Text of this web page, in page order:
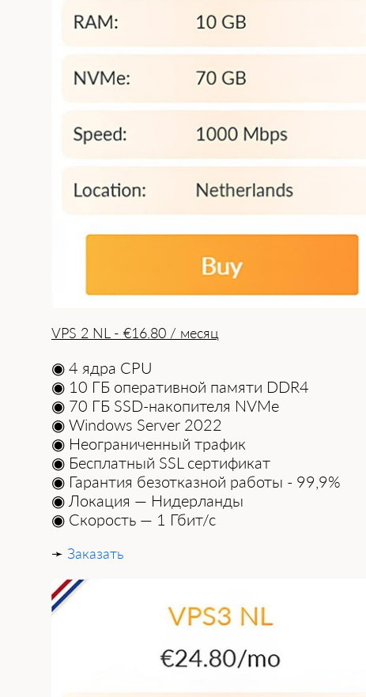
VPS 2 NL - €16.80 / месяц
◉ 4 ядра CPU
◉ 10 ГБ оперативной памяти DDR4
◉ 70 ГБ SSD-накопителя NVMe
◉ Windows Server 2022
◉ Неограниченный трафик
◉ Бесплатный SSL сертификат
◉ Гарантия безотказной работы - 99,9%
◉ Локация — Нидерланды
◉ Скорость — 1 Гбит/с
➛ Заказать